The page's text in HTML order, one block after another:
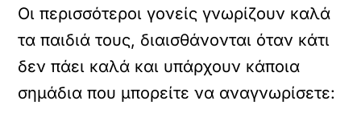
Οι περισσότεροι γονείς γνωρίζουν καλά
τα παιδιά τους, διαισθάνονται όταν κάτι
δεν πάει καλά και υπάρχουν κάποια
σημάδια που μπορείτε να αναγνωρίσετε: